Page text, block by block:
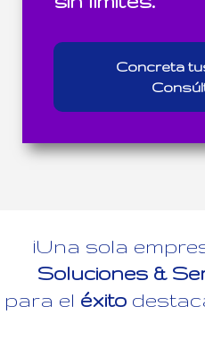
Concreta
¡Una sola
Soluciones &
para el éxito